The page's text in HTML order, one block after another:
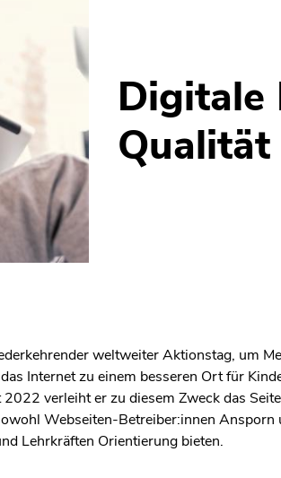
Digitale
Qualität
weltweiter Aktionstag, um
Internet zu einem besseren Ort für
verleiht er zu diesem Zweck das
Webseiten-Betreiber:innen
Lehrkräften Orientierung bieten.